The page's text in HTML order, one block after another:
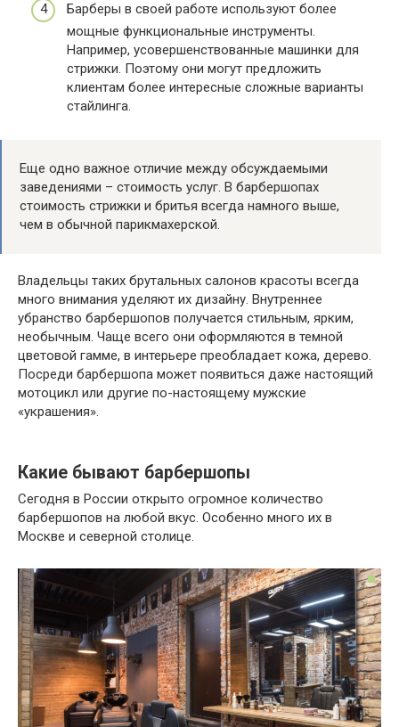
Барберы в своей работе используют более
мощные функциональные инструменты.
Например, усовершенствованные машинки для
стрижки. Поэтому они могут предложить
клиентам более интересные сложные варианты
стайлинга.
Еще одно важное отличие между обсуждаемыми
заведениями – стоимость услуг. В барбершопах
стоимость стрижки и бритья всегда намного выше,
чем в обычной парикмахерской.
Владельцы таких брутальных салонов красоты всегда
много внимания уделяют их дизайну. Внутреннее
убранство барбершопов получается стильным, ярким,
необычным. Чаще всего они оформляются в темной
цветовой гамме, в интерьере преобладает кожа, дерево.
Посреди барбершопа может появиться даже настоящий
мотоцикл или другие по-настоящему мужские
«украшения».
Какие бывают барбершопы
Сегодня в России открыто огромное количество
барбершопов на любой вкус. Особенно много их в
Москве и северной столице.